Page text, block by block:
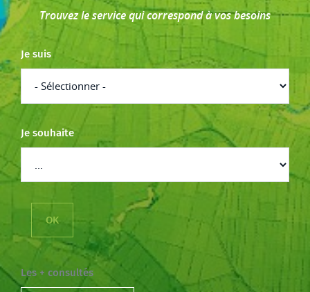
Trouvez le service qui correspond à vos besoins
Je suis
Je souhaite
Les + consultés